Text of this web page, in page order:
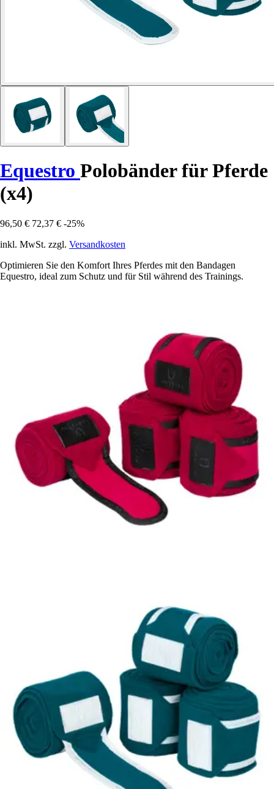
Equestro Polobänder für Pferde
(x4)
96,50 € 72,37 € -25%
inkl. MwSt. zzgl. Versandkosten
Optimieren Sie den Komfort Ihres Pferdes mit den Bandagen
Equestro, ideal zum Schutz und für Stil während des Trainings.